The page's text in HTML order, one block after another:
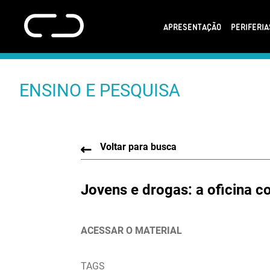
APRESENTAÇÃO
ENSINO E PESQUISA
Voltar para busca
Jovens e drogas: a oficina
ACESSAR O MATERIAL
TAGS